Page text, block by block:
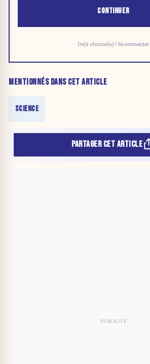
CONTINUER
Déjà abonné(e) ?Se connecter
MENTIONNÉS DANS CET ARTICLE
SCIENCE
PARTAGER CET ARTICLE